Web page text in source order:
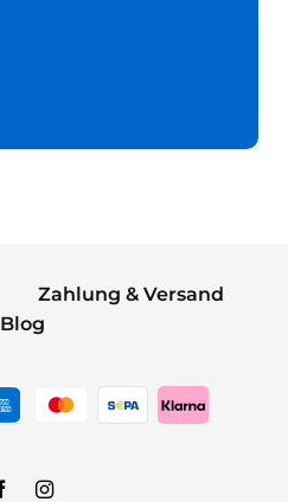
Zahlung & Versand
Blog